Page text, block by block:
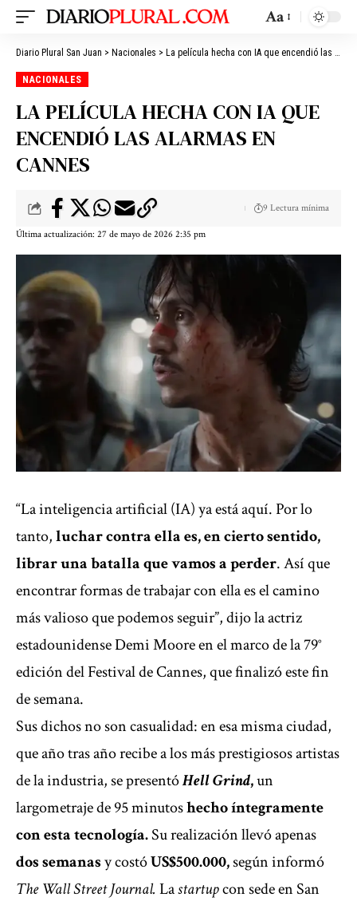
Aa
Diario Plural San Juan > Nacionales > La película hecha con IA que encendió las alarmas en Cannes
NACIONALES
LA PELÍCULA HECHA CON IA QUE
ENCENDIÓ LAS ALARMAS EN
CANNES
Última actualización: 27 de mayo de 2026 2:35 pm
9 Lectura mínima
“La inteligencia artificial (IA) ya está aquí. Por lo
tanto,luchar contra ella es, en cierto sentido,
librar una batalla que vamos a perder. Así que
encontrar formas de trabajar con ella es el camino
más valioso que podemos seguir”, dijo la actriz
estadounidense Demi Moore en el marco de la79°
edición del Festival de Cannes, que finalizó este fin
de semana.
Sus dichos no son casualidad: en esa misma ciudad,
que año tras año recibe a los más prestigiosos artistas
de la industria, se presentóHell Grind,un
largometraje de 95 minutoshecho íntegramente
con esta tecnología.Su realización llevó apenas
dos semanasy costóUS$500.000,según informó
The Wall Street Journal. Lastartupcon sede en San